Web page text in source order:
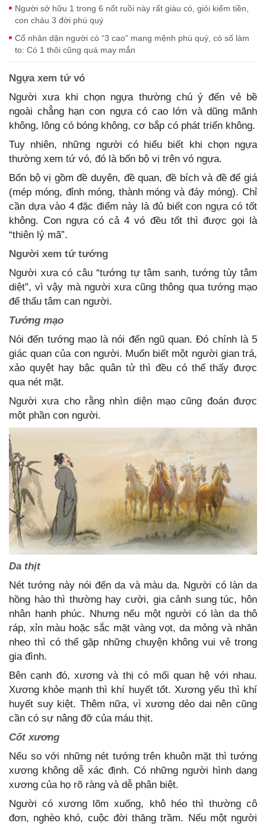
Người sở hữu 1 trong 6 nốt ruồi này rất giàu có, giỏi kiếm tiền,
con cháu 3 đời phú quý
Cổ nhân dặn người có “3 cao” mang mệnh phú quý, có số làm
to: Có 1 thôi cũng quá may mắn
Ngựa xem tứ vó
Người xưa khi chọn ngựa thường chú ý đến vẻ bề
ngoài chẳng hạn con ngựa có cao lớn và dũng mãnh
không, lông có bóng không, cơ bắp có phát triển không.
Tuy nhiên, những người có hiểu biết khi chọn ngựa
thường xem tứ vó, đó là bốn bộ vị trên vó ngựa.
Bốn bộ vị gồm đề duyên, đề quan, đề bích và đề để giá
(mép móng, đỉnh móng, thành móng và đáy móng). Chỉ
cần dựa vào 4 đặc điểm này là đủ biết con ngựa có tốt
không. Con ngựa có cả 4 vó đều tốt thì được gọi là
“thiên lý mã”.
Người xem tứ tướng
Người xưa có câu “tướng tự tâm sanh, tướng tùy tâm
diệt”, vì vậy mà người xưa cũng thông qua tướng mạo
để thấu tâm can người.
Tướng mạo
Nói đến tướng mạo là nói đến ngũ quan. Đó chính là 5
giác quan của con người. Muốn biết một người gian trá,
xảo quyệt hay bậc quân tử thì đều có thể thấy được
qua nét mặt.
Người xưa cho rằng nhìn diện mạo cũng đoán được
một phần con người.
Da thịt
Nét tướng này nói đến da và màu da. Người có làn da
hồng hào thì thường hay cười, gia cảnh sung túc, hôn
nhân hạnh phúc. Nhưng nếu một người có làn da thô
ráp, xỉn màu hoặc sắc mặt vàng vọt, da mỏng và nhăn
nheo thì có thể gặp những chuyện không vui vẻ trong
gia đình.
Bên cạnh đó, xương và thị có mối quan hệ với nhau.
Xương khỏe mạnh thì khí huyết tốt. Xương yếu thì khí
huyết suy kiệt. Thêm nữa, vì xương dẻo dai nên cũng
cần có sự nâng đỡ của máu thịt.
Cốt xương
Nếu so với những nét tướng trên khuôn mặt thì tướng
xương không dễ xác định. Có những người hình dạng
xương của họ rõ ràng và dễ phân biệt.
Người có xương lõm xuống, khô héo thì thường cô
đơn, nghèo khó, cuộc đời thăng trầm. Nếu một người